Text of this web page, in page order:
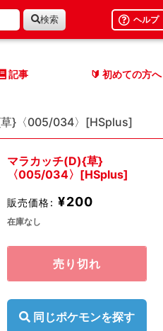
検索 ヘルプ
記事 🔰 初めての方へ
}〈005/034〉[HSplus]
マラカッチ(D){草}
〈005/034〉[HSplus]
販売価格: ¥200
在庫なし
売り切れ
同じポケモンを探す